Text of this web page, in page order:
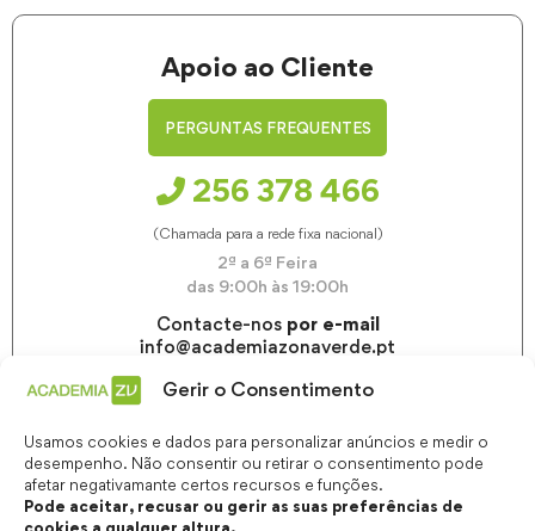
Gerir o Consentimento
Usamos cookies e dados para personalizar anúncios e medir o
desempenho. Não consentir ou retirar o consentimento pode
afetar negativamante certos recursos e funções.
Pode aceitar, recusar ou gerir as suas preferências de
Apoio ao Cliente
PERGUNTAS FREQUENTES
256 378 466
(Chamada para a rede fixa nacional)
2ª a 6ª Feira
das 9:00h às 19:00h
Contacte-nos por e-mail
info@academiazonaverde.pt